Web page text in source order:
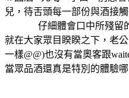
兒，待舌頭每一部份與酒接
仔細體會口中所殘留的
就在大家眾目睽睽之下，老
一樣@@)也沒有當奧客跟
當眾品酒還真是特別的體驗